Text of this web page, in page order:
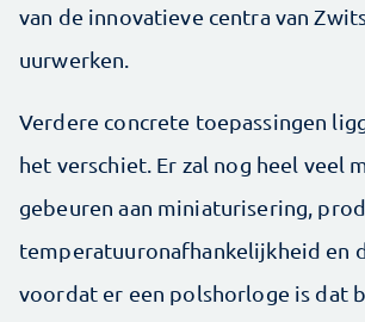
van de innovatieve centra van
uurwerken.
Verdere concrete toepassingen
het verschiet. Er zal nog heel veel
gebeuren aan miniaturisering,
temperatuuronafhankelijkheid en
voordat er een polshorloge is dat